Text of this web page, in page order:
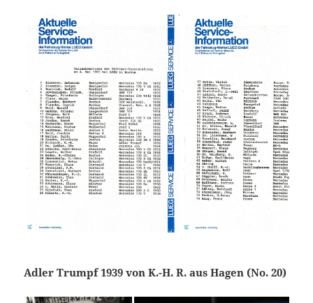
Adler Trumpf 1939 von K.-H. R. aus Hagen (No. 20)